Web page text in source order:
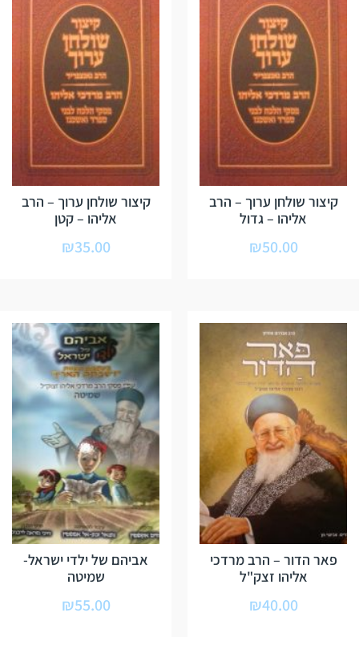
קיצור שולחן ערוך – הרב
אליהו – גדול
₪50.00
קיצור שולחן ערוך – הרב
אליהו – קטן
₪35.00
פאר הדור – הרב מרדכי
אליהו זצק"ל
₪40.00
אביהם של ילדי ישראל-
שמיטה
₪55.00